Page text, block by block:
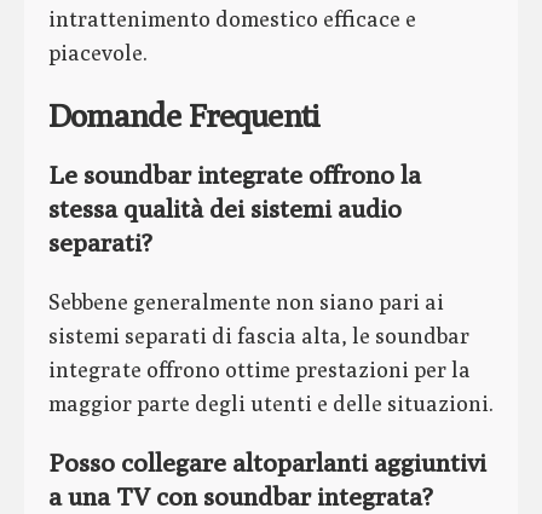
intrattenimento domestico efficace e
piacevole.
Domande Frequenti
Le soundbar integrate offrono la
stessa qualità dei sistemi audio
separati?
Sebbene generalmente non siano pari ai
sistemi separati di fascia alta, le soundbar
integrate offrono ottime prestazioni per la
maggior parte degli utenti e delle situazioni.
Posso collegare altoparlanti aggiuntivi
a una TV con soundbar integrata?